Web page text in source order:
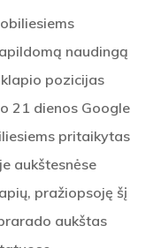
naudingą
pozicijas
21 dienos Google
pritaikytas
aukštesnėse
pražiopsoję šį
aukštas